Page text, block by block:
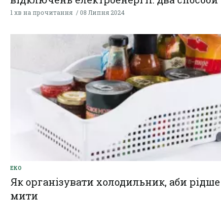
1 хв на прочитання 08 Липня 2024
ЕКО
Як організувати холодильник, аби
мити